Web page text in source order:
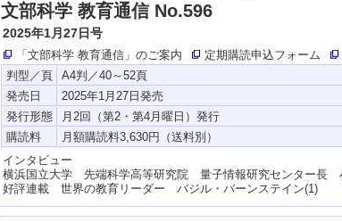
文部科学 教育通信 No.596
2025年1月27日号
「文部科学 教育通信」のご案内 定期購読申込フォーム
判型／頁
A4判／40～52頁
発売日
2025年1月27日発売
発行形態
月2回（第2・第4月曜日）発行
購読料
インタビュー
横浜国立大学 先端科学高等研究院 量子情報研究センター
好評連載 世界の教育リーダー バジル・バーンステイン(1)